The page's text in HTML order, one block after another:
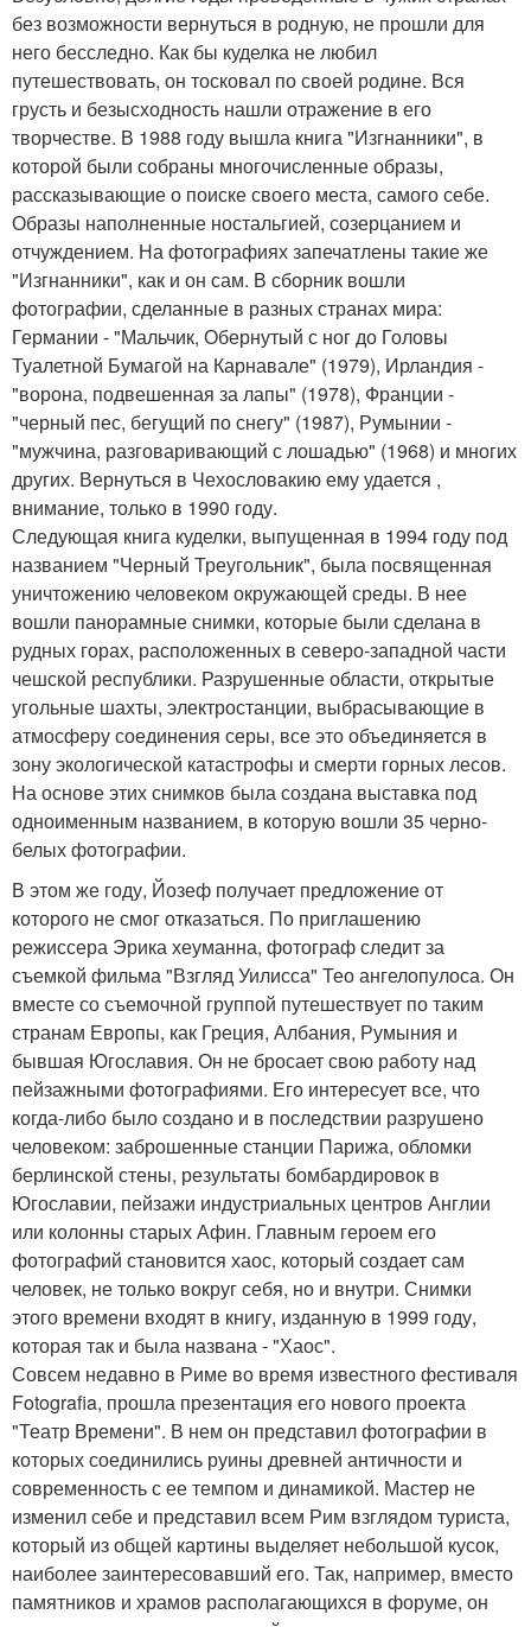
без возможности вернуться в родную, не прошли для
него бесследно. Как бы куделка не любил
путешествовать, он тосковал по своей родине. Вся
грусть и безысходность нашли отражение в его
творчестве. В 1988 году вышла книга "Изгнанники", в
которой были собраны многочисленные образы,
рассказывающие о поиске своего места, самого себе.
Образы наполненные ностальгией, созерцанием и
отчуждением. На фотографиях запечатлены такие же
"Изгнанники", как и он сам. В сборник вошли
фотографии, сделанные в разных странах мира:
Германии - "Мальчик, Обернутый с ног до Головы
Туалетной Бумагой на Карнавале" (1979), Ирландия -
"ворона, подвешенная за лапы" (1978), Франции -
"черный пес, бегущий по снегу" (1987), Румынии -
"мужчина, разговаривающий с лошадью" (1968) и многих
других. Вернуться в Чехословакию ему удается ,
внимание, только в 1990 году.
Следующая книга куделки, выпущенная в 1994 году под
названием "Черный Треугольник", была посвященная
уничтожению человеком окружающей среды. В нее
вошли панорамные снимки, которые были сделана в
рудных горах, расположенных в северо-западной части
чешской республики. Разрушенные области, открытые
угольные шахты, электростанции, выбрасывающие в
атмосферу соединения серы, все это объединяется в
зону экологической катастрофы и смерти горных лесов.
На основе этих снимков была создана выставка под
одноименным названием, в которую вошли 35 черно-
белых фотографии.
В этом же году, Йозеф получает предложение от
которого не смог отказаться. По приглашению
режиссера Эрика хеуманна, фотограф следит за
съемкой фильма "Взгляд Уилисса" Тео ангелопулоса. Он
вместе со съемочной группой путешествует по таким
странам Европы, как Греция, Албания, Румыния и
бывшая Югославия. Он не бросает свою работу над
пейзажными фотографиями. Его интересует все, что
когда-либо было создано и в последствии разрушено
человеком: заброшенные станции Парижа, обломки
берлинской стены, результаты бомбардировок в
Югославии, пейзажи индустриальных центров Англии
или колонны старых Афин. Главным героем его
фотографий становится хаос, который создает сам
человек, не только вокруг себя, но и внутри. Снимки
этого времени входят в книгу, изданную в 1999 году,
которая так и была названа - "Хаос".
Совсем недавно в Риме во время известного фестиваля
Fotografia, прошла презентация его нового проекта
"Театр Времени". В нем он представил фотографии в
которых соединились руины древней античности и
современность с ее темпом и динамикой. Мастер не
изменил себе и представил всем Рим взглядом туриста,
который из общей картины выделяет небольшой кусок,
наиболее заинтересовавший его. Так, например, вместо
памятников и храмов располагающихся в форуме, он